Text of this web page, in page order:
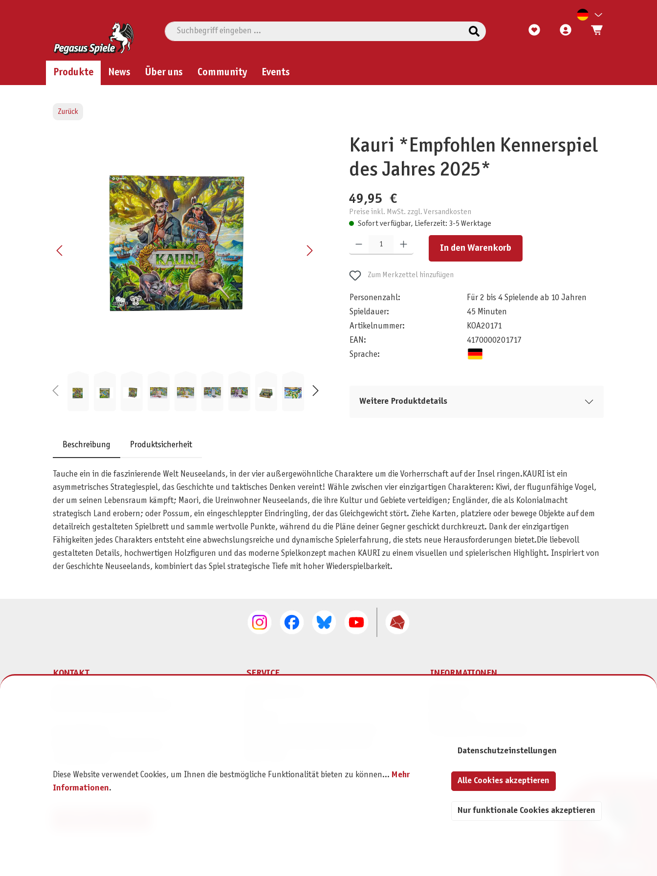
Produkte News Über uns Community Events
Zurück
Kauri *Empfohlen Kennerspiel
des Jahres 2025*
49,95 €
Preise inkl. MwSt. zzgl. Versandkosten
Sofort verfügbar, Lieferzeit: 3-5 Werktage
Produkt Anzahl: Gib den gewünschten Wert ein oder benutze die Schaltflächen um die Anzahl zu erhöhen oder zu reduzieren.
In den Warenkorb
Zum Merkzettel hinzufügen
Personenzahl:
Für 2 bis 4 Spielende ab 10 Jahren
Spieldauer:
45 Minuten
Artikelnummer:
KOA20171
EAN:
4170000201717
Sprache:
Weitere Produktdetails
Beschreibung Produktsicherheit
Tauche ein in die faszinierende Welt Neuseelands, in der vier außergewöhnliche Charaktere um die Vorherrschaft auf der Insel ringen.KAURI ist ein
asymmetrisches Strategiespiel, das Geschichte und taktisches Denken vereint! Wähle zwischen vier einzigartigen Charakteren: Kiwi, der flugunfähige Vogel,
der um seinen Lebensraum kämpft; Maori, die Ureinwohner Neuseelands, die ihre Kultur und Gebiete verteidigen; Engländer, die als Kolonialmacht
strategisch Land erobern; oder Possum, ein eingeschleppter Eindringling, der das Gleichgewicht stört. Ziehe Karten, platziere oder bewege Objekte auf dem
detailreich gestalteten Spielbrett und sammle wertvolle Punkte, während du die Pläne deiner Gegner geschickt durchkreuzt. Dank der einzigartigen
Fähigkeiten jedes Charakters entsteht eine abwechslungsreiche und dynamische Spielerfahrung, die stets neue Herausforderungen bietet.Die liebevoll
gestalteten Details, hochwertigen Holzfiguren und das moderne Spielkonzept machen KAURI zu einem visuellen und spielerischen Highlight. Inspiriert von
der Geschichte Neuseelands, kombiniert das Spiel strategische Tiefe mit hoher Wiederspielbarkeit.
KONTAKT
Kontaktformular
SERVICE INFORMATIONEN
Diese Website verwendet Cookies, um Ihnen die bestmögliche Funktionalität bieten zu können... Mehr
Informationen.
Datenschutzeinstellungen
Nur funktionale Cookies akzeptieren
Alle Cookies akzeptieren